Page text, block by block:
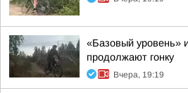
«Базовый уровень»
продолжают гонку
Вчера, 19:19